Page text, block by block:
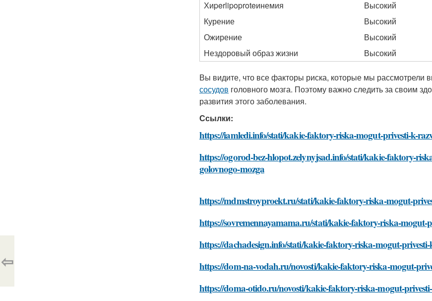
Хиperlipoproteинемия
Высокий
Курение
Высокий
Ожирение
Высокий
Нездоровый образ жизни
Высокий
Вы видите, что все факторы риска, которые мы рассмотрели
сосудов головного мозга. Поэтому важно следить за своим
развития этого заболевания.
Ссылки:
https://iamledi.info/stati/kakie-faktory-riska-mogut-privesti-k-
https://ogorod-bez-hlopot.zelynyjsad.info/stati/kakie-faktory-
golovnogo-mozga
https://mdmstroyproekt.ru/stati/kakie-faktory-riska-mogut-
https://sovremennayamama.ru/stati/kakie-faktory-riska-mogut-
https://dachadesign.info/stati/kakie-faktory-riska-mogut-
https://dom-na-vodah.ru/novosti/kakie-faktory-riska-mogut-
https://doma-otido.ru/novosti/kakie-faktory-riska-mogut-
⇦